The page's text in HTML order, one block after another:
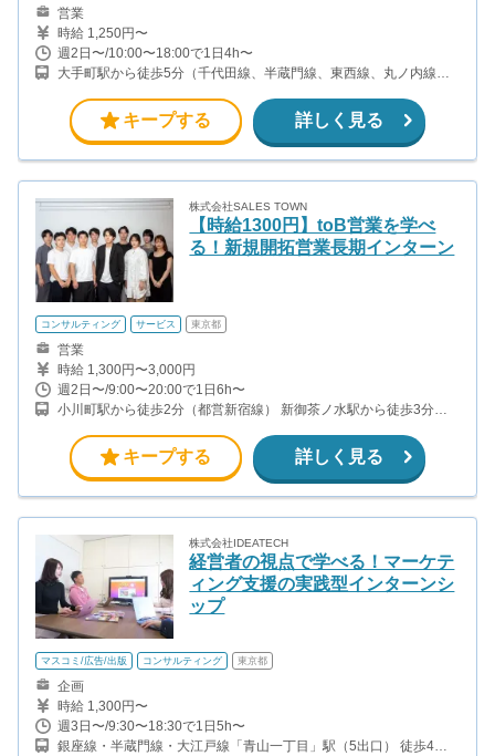
営業
時給 1,250円〜
週2日〜/10:00〜18:00で1日4h〜
大手町駅から徒歩5分（千代田線、半蔵門線、東西線、丸ノ内線、
小川町駅から徒歩7分（都営新宿線）
キープする 詳しく見る
株式会社SALES TOWN
【時給1300円】toB営業を学べ
る！新規開拓営業長期インターン
コンサルティング サービス 東京都
営業
時給 1,300円〜3,000円
週2日〜/9:00〜20:00で1日6h〜
小川町駅から徒歩2分（都営新宿線） 新御茶ノ水駅から徒歩3分
キープする 詳しく見る
株式会社IDEATECH
経営者の視点で学べる！マーケテ
ィング支援の実践型インターンシ
ップ
マスコミ/広告/出版 コンサルティング 東京都
企画
時給 1,300円〜
週3日〜/9:30〜18:30で1日5h〜
銀座線・半蔵門線・大江戸線「青山一丁目」駅（5出口） 徒歩4分